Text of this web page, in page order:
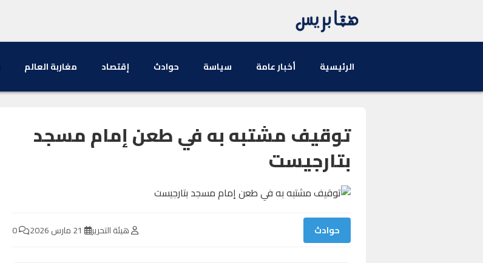
الرئيسية أخبار عامة سياسة حوادث إقتصاد مغاربة العالم
توقيف مشتبه به في طعن إمام مسجد
بتارجيست
حوادث هيئة التحرير